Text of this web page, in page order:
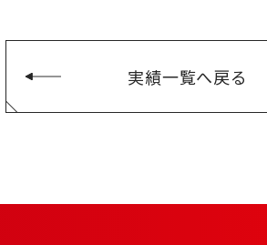
実績一覧へ戻る